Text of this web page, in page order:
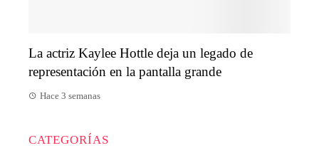
La actriz Kaylee Hottle deja un legado de
representación en la pantalla grande
Hace 3 semanas
CATEGORÍAS